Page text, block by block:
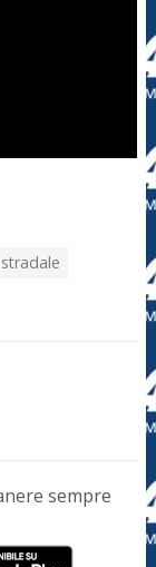
sempre